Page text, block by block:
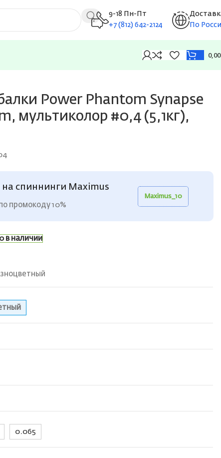
9-18 Пн-Пт
+7 (812) 642-2124
По
Power Phantom Synapse
мультиколор #0,4 (5,1кг),
на спиннинги Maximus
промокоду 10%
Maximus_10
в наличии
0.065